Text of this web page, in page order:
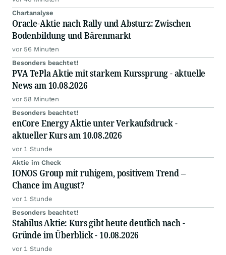
Chartanalyse
Oracle-Aktie nach Rally und Absturz: Zwischen
Bodenbildung und Bärenmarkt
vor 56 Minuten
Besonders beachtet!
PVA TePla Aktie mit starkem Kurssprung - aktuelle
News am 10.08.2026
vor 58 Minuten
Besonders beachtet!
enCore Energy Aktie unter Verkaufsdruck -
aktueller Kurs am 10.08.2026
vor 1 Stunde
Aktie im Check
IONOS Group mit ruhigem, positivem Trend –
Chance im August?
vor 1 Stunde
Besonders beachtet!
Stabilus Aktie: Kurs gibt heute deutlich nach -
Gründe im Überblick - 10.08.2026
vor 1 Stunde